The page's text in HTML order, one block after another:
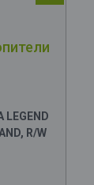
R/W